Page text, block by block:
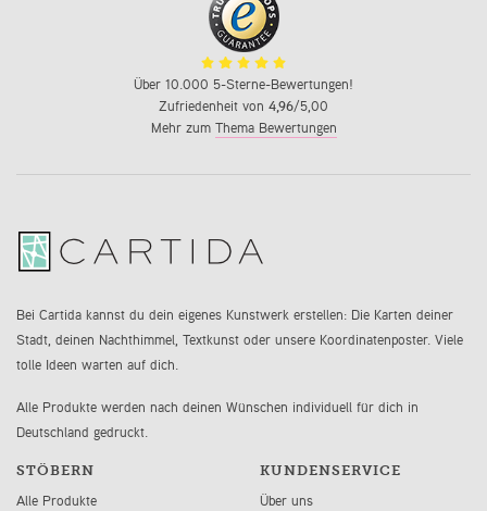
Über 10.000 5-Sterne-Bewertungen!
Zufriedenheit von 4,96/5,00
Mehr zum Thema Bewertungen
Bei Cartida kannst du dein eigenes Kunstwerk erstellen: Die Karten deiner
Stadt, deinen Nachthimmel, Textkunst oder unsere Koordinatenposter. Viele
tolle Ideen warten auf dich.
Alle Produkte werden nach deinen Wünschen individuell für dich in
Deutschland gedruckt.
STÖBERN
Alle Produkte
KUNDENSERVICE
Über uns